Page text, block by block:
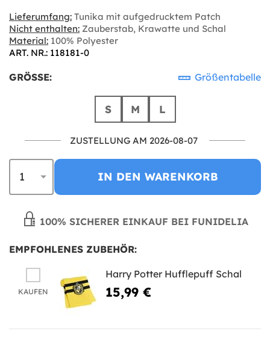
Lieferumfang: Tunika mit aufgedrucktem Patch
Nicht enthalten: Zauberstab, Krawatte und Schal
Material: 100% Polyester
ART. NR.: 118181-0
GRÖSSE: Größentabelle
S M L
ZUSTELLUNG AM 2026-08-07
IN DEN WARENKORB
100% SICHERER EINKAUF BEI FUNIDELIA
EMPFOHLENES ZUBEHÖR:
KAUFEN
Harry Potter Hufflepuff Schal
15,99 €